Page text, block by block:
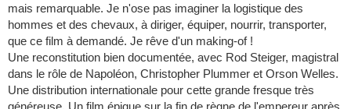
mais remarquable. Je n'ose pas imaginer la logistique des
hommes et des chevaux, à diriger, équiper, nourrir, transporter,
que ce film à demandé. Je rêve d'un making-of !
Une reconstitution bien documentée, avec Rod Steiger, magistral
dans le rôle de Napoléon, Christopher Plummer et Orson Welles.
Une distribution internationale pour cette grande fresque très